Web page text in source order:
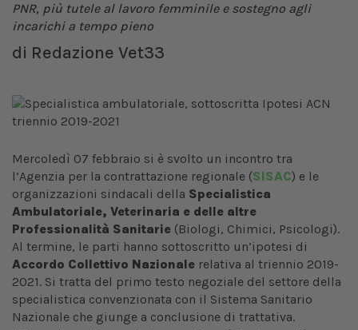
PNR, più tutele al lavoro femminile e sostegno agli
incarichi a tempo pieno
di Redazione Vet33
Mercoledì 07 febbraio si è svolto un incontro tra
l’Agenzia per la contrattazione regionale (SISAC) e le
organizzazioni sindacali della Specialistica
Ambulatoriale, Veterinaria e delle altre
Professionalità Sanitarie (Biologi, Chimici, Psicologi).
Al termine, le parti hanno sottoscritto un’ipotesi di
Accordo Collettivo Nazionale relativa al triennio 2019-
2021. Si tratta del primo testo negoziale del settore della
specialistica convenzionata con il Sistema Sanitario
Nazionale che giunge a conclusione di trattativa.